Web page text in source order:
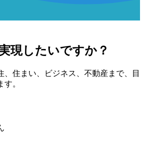
現したいですか？
、住まい、ビジネス、不動産まで、目
。